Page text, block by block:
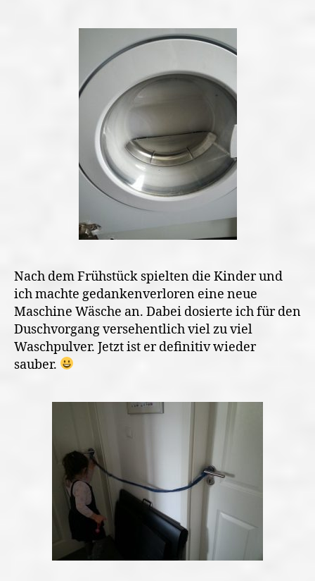
Nach dem Frühstück spielten die Kinder und
ich machte gedankenverloren eine neue
Maschine Wäsche an. Dabei dosierte ich für den
Duschvorgang versehentlich viel zu viel
Waschpulver. Jetzt ist er definitiv wieder
sauber.